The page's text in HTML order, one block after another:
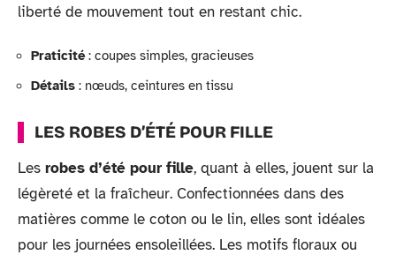
liberté de mouvement tout en restant chic.
Praticité: coupes simples, gracieuses
Détails : nœuds, ceintures en tissu
LES ROBES D’ÉTÉ POUR FILLE
Les robes d’été pour fille, quant à elles, jouent sur la
légèreté et la fraîcheur. Confectionnées dans des
matières comme le coton ou le lin, elles sont idéales
pour les journées ensoleillées. Les motifs floraux ou